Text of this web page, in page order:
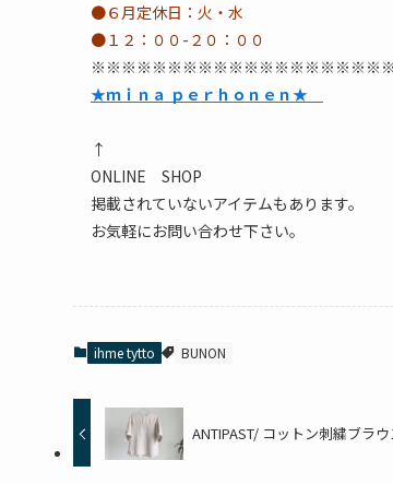
●６月定休日：火・水
●１２：００-２０：００
★ｍｉｎａ ｐｅｒｈｏｎｅｎ★
↑
ONLINE SHOP
掲載されていないアイテムもあります。
お気軽にお問い合わせ下さい。
ihme tytto BUNON
ANTIPAST/ コットン刺繍ブラウ